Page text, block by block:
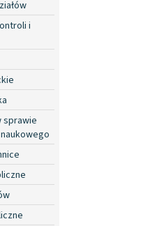
i
sprawie